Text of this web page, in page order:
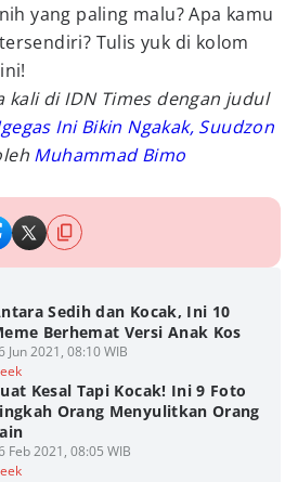
yang paling malu? Apa kamu
Tulis yuk di kolom
di IDN Times dengan judul
Ini Bikin Ngakak, Suudzon
Muhammad Bimo
Sedih dan Kocak, Ini 10
Berhemat Versi Anak Kos
Jun 2021, 08:10 WIB
Kesal Tapi Kocak! Ini 9 Foto
Orang Menyulitkan Orang
Feb 2021, 08:05 WIB